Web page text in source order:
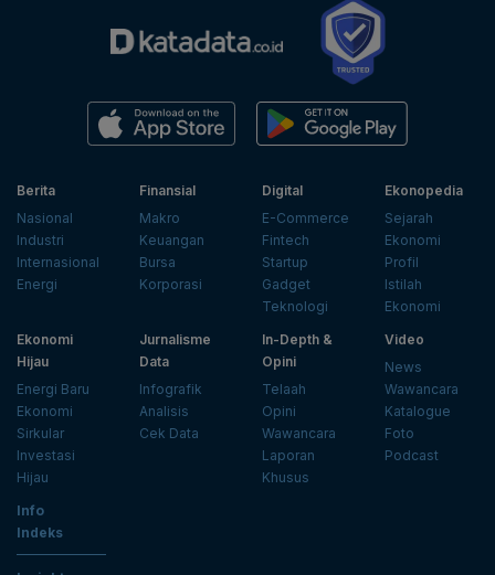
Berita
Nasional
Industri
Internasional
Energi
Finansial
Makro
Keuangan
Bursa
Korporasi
Digital
E-Commerce
Fintech
Startup
Gadget
Teknologi
Ekonopedia
Sejarah
Ekonomi
Profil
Istilah
Ekonomi
Ekonomi
Hijau
Energi Baru
Ekonomi
Sirkular
Investasi
Hijau
Jurnalisme
Data
Infografik
Analisis
Cek Data
In-Depth &
Opini
Telaah
Opini
Wawancara
Laporan
Khusus
Video
News
Wawancara
Katalogue
Foto
Podcast
Info
Indeks